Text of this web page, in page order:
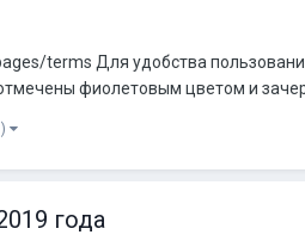
terms Для удобства
фиолетовым цветом и
года